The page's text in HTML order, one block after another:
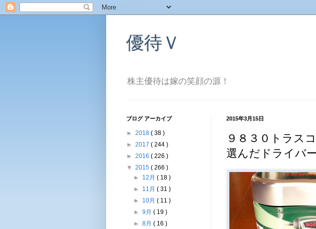
優待Ｖ
株主優待は嫁の笑顔の源！
2015年3月15日
９８３０トラス
選んだドライバ
ブログ アーカイブ
► 2018 ( 38 )
► 2017 ( 244 )
► 2016 ( 226 )
▼ 2015 ( 266 )
► 12月( 18 )
► 11月( 31 )
► 10月( 11 )
►9月( 19 )
►8月( 16 )